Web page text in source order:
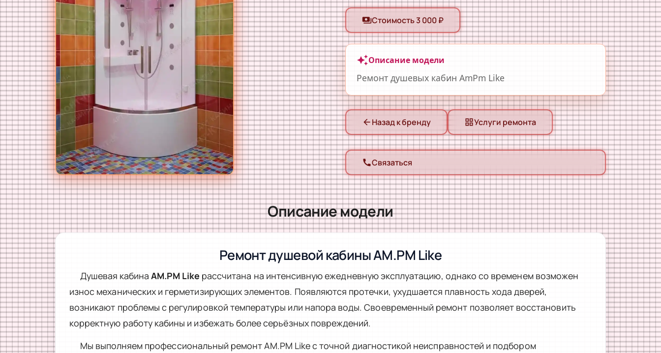
paymentsСтоимость 3 000 ₽
auto_awesomeОписание модели
Ремонт душевых кабин AmPm Like
arrow_back Назад к бренду grid_viewУслуги ремонта
callСвязаться
Описание модели
Ремонт душевой кабины AM.PM Like
Душевая кабинаAM.PM Like рассчитана на интенсивную ежедневную эксплуатацию, однако со временем возможен
износ механических и герметизирующих элементов. Появляются протечки, ухудшается плавность хода дверей,
возникают проблемы с регулировкой температуры или напора воды. Своевременный ремонт позволяет восстановить
корректную работу кабины и избежать более серьёзных повреждений.
Мы выполняем профессиональный ремонт AM.PM Like с точной диагностикой неисправностей и подбором